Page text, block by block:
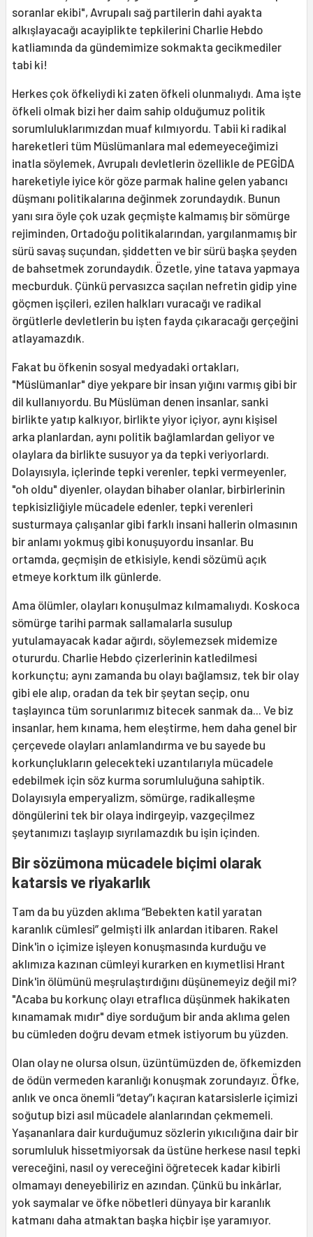
soranlar ekibi", Avrupalı sağ partilerin dahi ayakta
alkışlayacağı acayiplikte tepkilerini Charlie Hebdo
katliamında da gündemimize sokmakta gecikmediler
tabi ki!
Herkes çok öfkeliydi ki zaten öfkeli olunmalıydı. Ama işte
öfkeli olmak bizi her daim sahip olduğumuz politik
sorumluluklarımızdan muaf kılmıyordu. Tabii ki radikal
hareketleri tüm Müslümanlara mal edemeyeceğimizi
inatla söylemek, Avrupalı devletlerin özellikle de PEGİDA
hareketiyle iyice kör göze parmak haline gelen yabancı
düşmanı politikalarına değinmek zorundaydık. Bunun
yanı sıra öyle çok uzak geçmişte kalmamış bir sömürge
rejiminden, Ortadoğu politikalarından, yargılanmamış bir
sürü savaş suçundan, şiddetten ve bir sürü başka şeyden
de bahsetmek zorundaydık. Özetle, yine tatava yapmaya
mecburduk. Çünkü pervasızca saçılan nefretin gidip yine
göçmen işçileri, ezilen halkları vuracağı ve radikal
örgütlerle devletlerin bu işten fayda çıkaracağı gerçeğini
atlayamazdık.
Fakat bu öfkenin sosyal medyadaki ortakları,
"Müslümanlar" diye yekpare bir insan yığını varmış gibi bir
dil kullanıyordu. Bu Müslüman denen insanlar, sanki
birlikte yatıp kalkıyor, birlikte yiyor içiyor, aynı kişisel
arka planlardan, aynı politik bağlamlardan geliyor ve
olaylara da birlikte susuyor ya da tepki veriyorlardı.
Dolayısıyla, içlerinde tepki verenler, tepki vermeyenler,
"oh oldu" diyenler, olaydan bihaber olanlar, birbirlerinin
tepkisizliğiyle mücadele edenler, tepki verenleri
susturmaya çalışanlar gibi farklı insani hallerin olmasının
bir anlamı yokmuş gibi konuşuyordu insanlar. Bu
ortamda, geçmişin de etkisiyle, kendi sözümü açık
etmeye korktum ilk günlerde.
Ama ölümler, olayları konuşulmaz kılmamalıydı. Koskoca
sömürge tarihi parmak sallamalarla susulup
yutulamayacak kadar ağırdı, söylemezsek midemize
otururdu. Charlie Hebdo çizerlerinin katledilmesi
korkunçtu; aynı zamanda bu olayı bağlamsız, tek bir olay
gibi ele alıp, oradan da tek bir şeytan seçip, onu
taşlayınca tüm sorunlarımız bitecek sanmak da... Ve biz
insanlar, hem kınama, hem eleştirme, hem daha genel bir
çerçevede olayları anlamlandırma ve bu sayede bu
korkunçlukların gelecekteki uzantılarıyla mücadele
edebilmek için söz kurma sorumluluğuna sahiptik.
Dolayısıyla emperyalizm, sömürge, radikalleşme
döngülerini tek bir olaya indirgeyip, vazgeçilmez
şeytanımızı taşlayıp sıyrılamazdık bu işin içinden.
Bir sözümona mücadele biçimi olarak
katarsis ve riyakarlık
Tam da bu yüzden aklıma “Bebekten katil yaratan
karanlık cümlesi” gelmişti ilk anlardan itibaren. Rakel
Dink'in o içimize işleyen konuşmasında kurduğu ve
aklımıza kazınan cümleyi kurarken en kıymetlisi Hrant
Dink'in ölümünü meşrulaştırdığını düşünemeyiz değil mi?
"Acaba bu korkunç olayı etraflıca düşünmek hakikaten
kınamamak mıdır" diye sorduğum bir anda aklıma gelen
bu cümleden doğru devam etmek istiyorum bu yüzden.
Olan olay ne olursa olsun, üzüntümüzden de, öfkemizden
de ödün vermeden karanlığı konuşmak zorundayız. Öfke,
anlık ve onca önemli “detay”ı kaçıran katarsislerle içimizi
soğutup bizi asıl mücadele alanlarından çekmemeli.
Yaşananlara dair kurduğumuz sözlerin yıkıcılığına dair bir
sorumluluk hissetmiyorsak da üstüne herkese nasıl tepki
vereceğini, nasıl oy vereceğini öğretecek kadar kibirli
olmamayı deneyebiliriz en azından. Çünkü bu inkârlar,
yok saymalar ve öfke nöbetleri dünyaya bir karanlık
katmanı daha atmaktan başka hiçbir işe yaramıyor.